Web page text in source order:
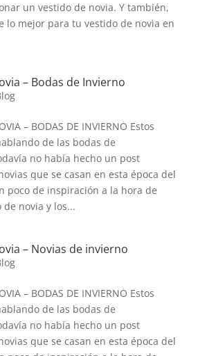
un vestido de novia. Y también,
lo mejor para tu vestido de novia en
– Bodas de Invierno
– BODAS DE INVIERNO Estos
de las bodas de
no había hecho un post
que se casan en esta época del
poco de inspiración a la hora de
novia y los...
– Novias de invierno
– BODAS DE INVIERNO Estos
de las bodas de
no había hecho un post
que se casan en esta época del